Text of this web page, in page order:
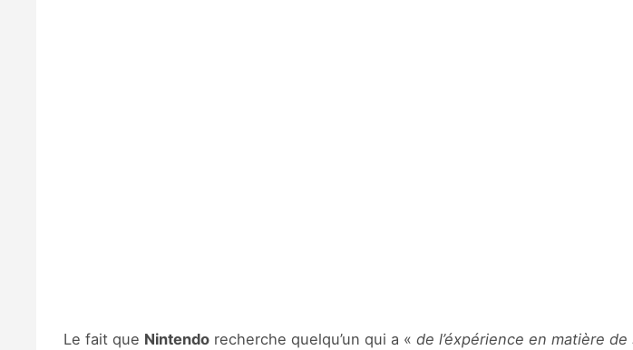
Le fait que Nintendorecherche quelqu’un qui a « de l’éxpérience en matière